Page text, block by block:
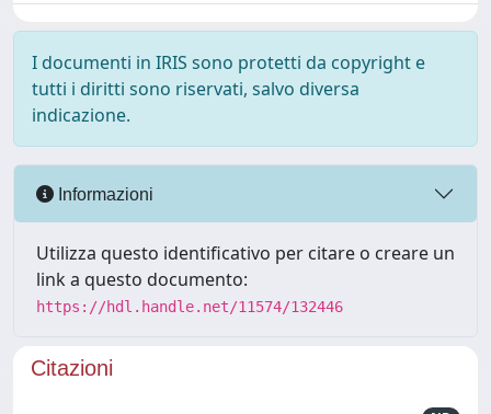
I documenti in IRIS sono protetti da copyright e
tutti i diritti sono riservati, salvo diversa
indicazione.
Informazioni
Utilizza questo identificativo per citare o creare un
link a questo documento:
https://hdl.handle.net/11574/132446
Citazioni